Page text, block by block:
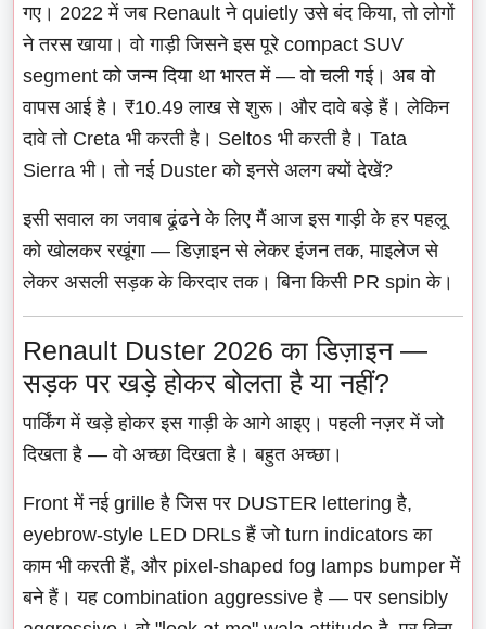
गए। 2022 में जब Renault ने quietly उसे बंद किया, तो लोगों
ने तरस खाया। वो गाड़ी जिसने इस पूरे compact SUV
segment को जन्म दिया था भारत में — वो चली गई। अब वो
वापस आई है। ₹10.49 लाख से शुरू। और दावे बड़े हैं। लेकिन
दावे तो Creta भी करती है। Seltos भी करती है। Tata
Sierra भी। तो नई Duster को इनसे अलग क्यों देखें?
इसी सवाल का जवाब ढूंढने के लिए मैं आज इस गाड़ी के हर पहलू
को खोलकर रखूंगा — डिज़ाइन से लेकर इंजन तक, माइलेज से
लेकर असली सड़क के किरदार तक। बिना किसी PR spin के।
Renault Duster 2026 का डिज़ाइन —
सड़क पर खड़े होकर बोलता है या नहीं?
पार्किंग में खड़े होकर इस गाड़ी के आगे आइए। पहली नज़र में जो
दिखता है — वो अच्छा दिखता है। बहुत अच्छा।
Front में नई grille है जिस पर DUSTER lettering है,
eyebrow-style LED DRLs हैं जो turn indicators का
काम भी करती हैं, और pixel-shaped fog lamps bumper में
बने हैं। यह combination aggressive है — पर sensibly